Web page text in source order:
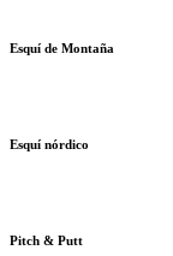
Esquí de Montaña
Esquí nórdico
Pitch & Putt